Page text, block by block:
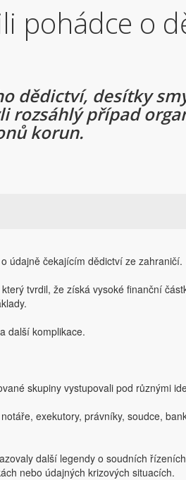
pohádce o
dědictví, desítky
rozsáhlý případ
korun.
údajně čekajícím dědictví ze zahraničí.
tvrdil, že získá vysoké finanční
další komplikace.
skupiny vystupovali pod různými
exekutory, právníky, soudce,
další legendy o soudních
nebo údajných krizových situacích.